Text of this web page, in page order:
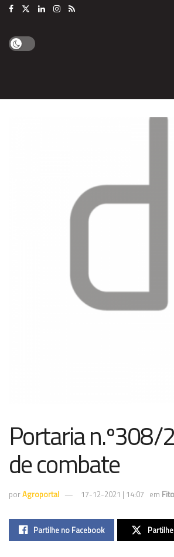
Portaria n.º308/
de combate
porAgroportal 17-12-2021 | 14:07 em
Partilhe no Facebook